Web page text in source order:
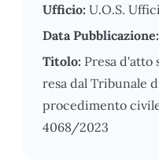
Ufficio: U.O.S.
Data Pubblicazione:
Titolo: Presa d'atto
resa dal Tribunale
procedimento
4068/2023